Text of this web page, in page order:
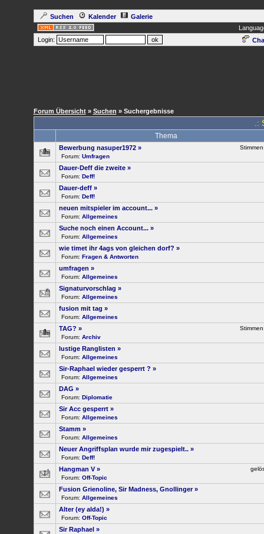
Suchen Kalender
Galerie
Login:
Forum Übersicht» Suchen » Suchergebnisse
.:
Thema
Bewerbung nasuper1972 »
Forum: Umfragen
Dauer-Deff die zweite »
Forum: Deff!
Dauer-deff »
Forum: Deff!
neuen mitspieler im account... »
Forum: Allgemeines
Suche noch einen Account... »
Forum: Allgemeines
wie timet ihr 4ags von gleichen dorf? »
Forum: Fragen & Antworten
umfragen »
Forum: Allgemeines
Signaturvorschlag »
Forum: Allgemeines
fusion mit tag »
Forum: Allgemeines
TAG? »
Forum: Archiv
lustige Ranglisten »
Forum: Allgemeines
Sir-Raphael wieder gesperrt ? »
Forum: Allgemeines
DAG »
Forum: Diplomatie
Sir Acc gesperrt »
Forum: Allgemeines
Stamm »
Forum: Allgemeines
Neuer Angriffsplan wurde mir zugespielt.. »
Forum: Deff!
Hangman V »
Forum: Off-Topic
Fusion Grienoline, Sir Madness, Gnollinger »
Forum: Allgemeines
Alter (ey alda!) »
Forum: Off-Topic
Sir Raphael »